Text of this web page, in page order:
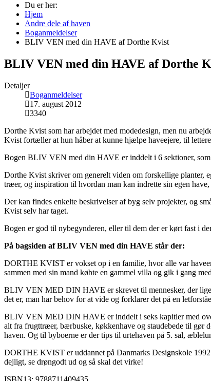
Du er her:
Hjem
Andre dele af haven
Boganmeldelser
BLIV VEN med din HAVE af Dorthe Kvist
BLIV VEN med din HAVE af Dorthe
Detaljer
Boganmeldelser
17. august 2012
3340
Dorthe Kvist som har arbejdet med modedesign, men nu
Kvist fortæller at hun håber at kunne hjælpe haveejere, til
Bogen BLIV VEN med din HAVE er inddelt i 6 sektioner, som
Dorthe Kvist skriver om generelt viden om forskellige planter,
træer, og inspiration til hvordan man kan indrette sin egen
Der kan findes enkelte beskrivelser af byg selv projekter, og
Kvist selv har taget.
Bogen er god til nybegynderen, eller til dem der er kørt fast i
På bagsiden af BLIV VEN med din HAVE står der:
DORTHE KVIST er vokset op i en familie, hvor alle var
sammen med sin mand købte en gammel villa og gik i gang
BLIV VEN MED DIN HAVE er skrevet til mennesker, der
det er, man har behov for at vide og forklarer det på en
BLIV VEN MED DIN HAVE er inddelt i seks kapitler med
alt fra frugttræer, bærbuske, køkkenhave og staudebede til gør
haven. Og til byboerne er der tips til urtehaven på 5. sal,
DORTHE KVIST er uddannet på Danmarks Designskole
dejligt, se drøngodt ud og så skal det virke!